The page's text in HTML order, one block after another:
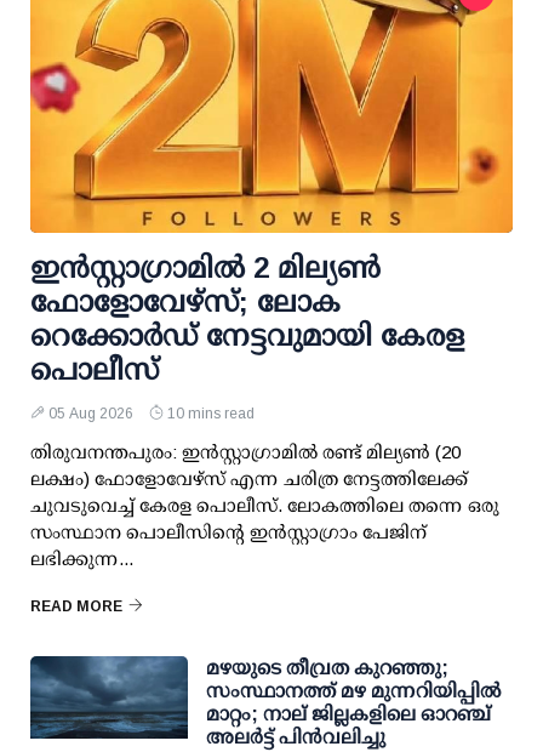
ഇന്‍സ്റ്റാഗ്രാമില്‍ 2 മില്യണ്‍
ഫോളോവേഴ്സ്; ലോക
റെക്കോര്‍ഡ് നേട്ടവുമായി കേരള
പൊലീസ്
05 Aug 2026 10 mins read
തിരുവനന്തപുരം: ഇന്‍സ്റ്റാഗ്രാമില്‍ രണ്ട് മില്യണ്‍ (20
ലക്ഷം) ഫോളോവേഴ്സ് എന്ന ചരിത്ര നേട്ടത്തിലേക്ക്
ചുവടുവെച്ച് കേരള പൊലീസ്. ലോകത്തിലെ തന്നെ ഒരു
സംസ്ഥാന പൊലീസിന്റെ ഇന്‍സ്റ്റാഗ്രാം പേജിന്
ലഭിക്കുന്ന...
READ MORE
മഴയുടെ തീവ്രത കുറഞ്ഞു;
സംസ്ഥാനത്ത് മഴ മുന്നറിയിപ്പിൽ
മാറ്റം; നാല് ജില്ലകളിലെ ഓറഞ്ച്
അലർട്ട് പിൻവലിച്ചു